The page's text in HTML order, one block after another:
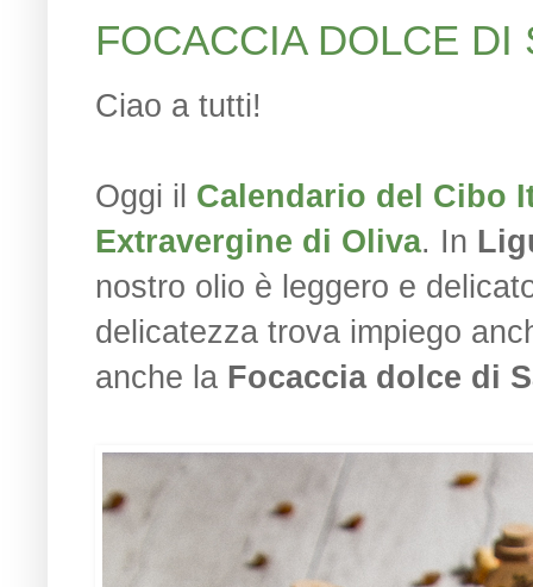
FOCACCIA DOLCE DI
Ciao a tutti!
Oggi il Calendario del Cibo
Extravergine di Oliva. In
nostro olio è leggero e
delicatezza trova impiego
anche la Focaccia dolce di